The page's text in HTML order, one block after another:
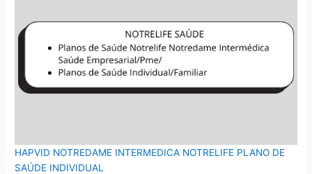
HAPVID NOTREDAME INTERMEDICA NOTRELIFE PLANO DE
SAÚDE INDIVIDUAL